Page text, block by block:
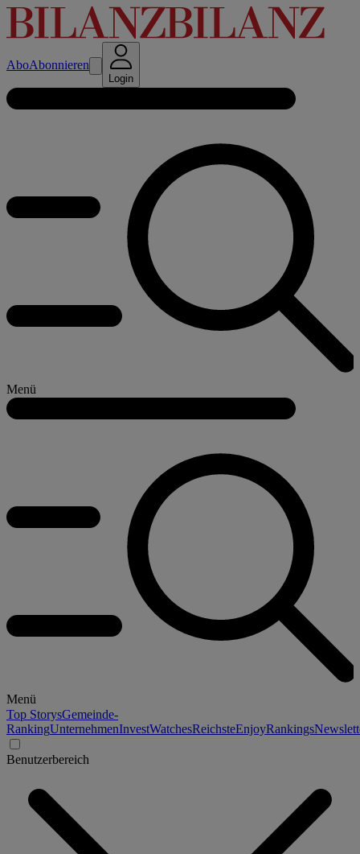
AboAbonnieren
Login
Menü
Menü
Top StorysGemeinde-
RankingUnternehmenInvestWatchesReichsteEnjoyRankings
Benutzerbereich